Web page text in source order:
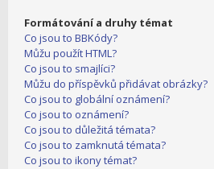
Formátování a druhy témat
Co jsou to BBKódy?
Můžu použít HTML?
Co jsou to smajlíci?
Můžu do příspěvků přidávat obrázky?
Co jsou to globální oznámení?
Co jsou to oznámení?
Co jsou to důležitá témata?
Co jsou to zamknutá témata?
Co jsou to ikony témat?